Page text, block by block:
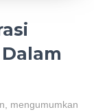
mengumumkan